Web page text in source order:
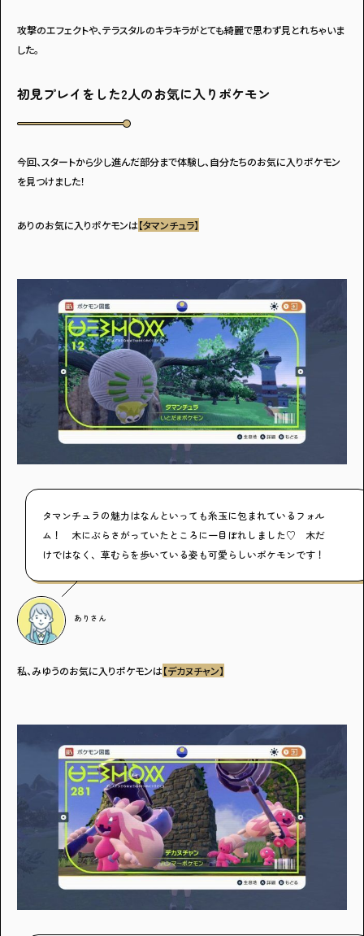
攻撃のエフェクトや、テラスタルのキラキラがとても綺麗で思わず見とれちゃいま
した。
初見プレイをした2人のお気に入りポケモン
今回、スタートから少し進んだ部分まで体験し、自分たちのお気に入りポケモン
を見つけました！
ありのお気に入りポケモンは【タマンチュラ】
タマンチュラの魅力はなんといっても糸玉に包まれているフォル
ム！ 木にぶらさがっていたところに一目ぼれしました♡ 木だ
けではなく、草むらを歩いている姿も可愛らしいポケモンです！
あり さん
私、みゆうのお気に入りポケモンは【デカヌチャン】